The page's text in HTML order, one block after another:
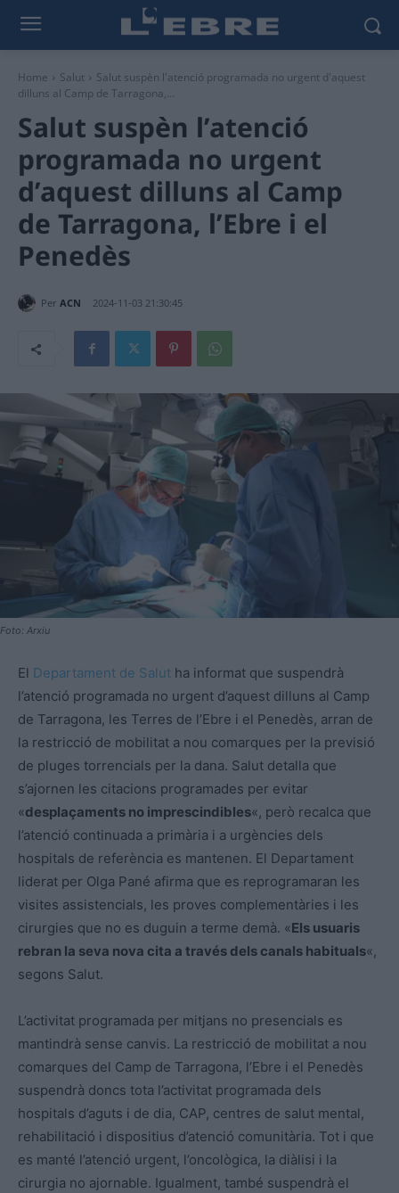
Home Salut
Salut suspèn l'atenció programada no urgent d'aquest
dilluns al Camp de Tarragona,...
Salut suspèn l’atenció
programada no urgent
d’aquest dilluns al Camp
de Tarragona, l’Ebre i el
Penedès
Per ACN 2024-11-03 21:30:45
Foto: Arxiu
El Departament de Salut ha informat que suspendrà
l’atenció programada no urgent d’aquest dilluns al Camp
de Tarragona, les Terres de l’Ebre i el Penedès, arran de
la restricció de mobilitat a nou comarques per la previsió
de pluges torrencials per la dana. Salut detalla que
s’ajornen les citacions programades per evitar
«desplaçaments no imprescindibles«, però recalca que
l’atenció continuada a primària i a urgències dels
hospitals de referència es mantenen. El Departament
liderat per Olga Pané afirma que es reprogramaran les
visites assistencials, les proves complementàries i les
cirurgies que no es duguin a terme demà. «Els usuaris
rebran la seva nova cita a través dels canals habituals«,
segons Salut.
L’activitat programada per mitjans no presencials es
mantindrà sense canvis. La restricció de mobilitat a nou
comarques del Camp de Tarragona, l’Ebre i el Penedès
suspendrà doncs tota l’activitat programada dels
hospitals d’aguts i de dia, CAP, centres de salut mental,
rehabilitació i dispositius d’atenció comunitària. Tot i que
es manté l’atenció urgent, l’oncològica, la diàlisi i la
cirurgia no ajornable. Igualment, també suspendrà el